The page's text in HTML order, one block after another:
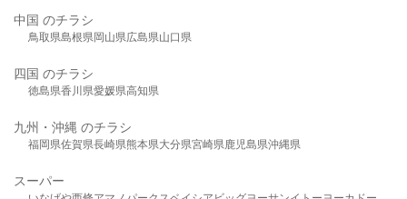
中国 のチラシ
鳥取県島根県岡山県広島県山口県
四国 のチラシ
徳島県香川県愛媛県高知県
九州・沖縄 のチラシ
福岡県佐賀県長崎県熊本県大分県宮崎県鹿児島県沖縄県
スーパー